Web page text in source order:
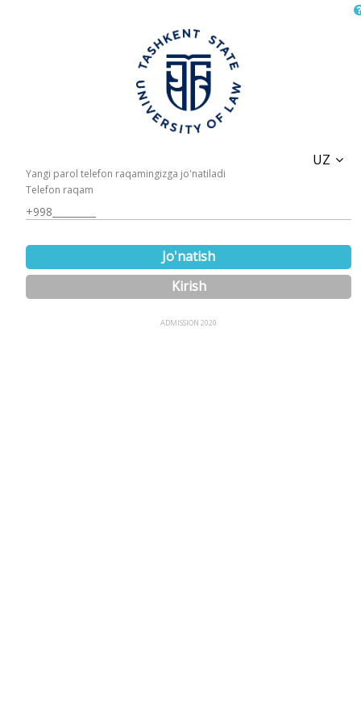
UZ
Yangi parol telefon raqamingizga jo'natiladi
Telefon raqam
Jo'natish
Kirish
ADMISSION 2020